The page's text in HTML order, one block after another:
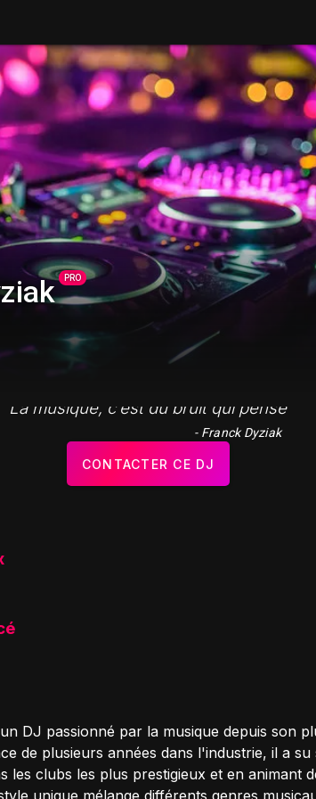
PRO
"La musique, c’est du bruit qui pense"
- Franck Dyziak
CONTACTER CE DJ
DJ passionné par la musique depuis son
de plusieurs années dans l'industrie, il a
les clubs les plus prestigieux et en animant